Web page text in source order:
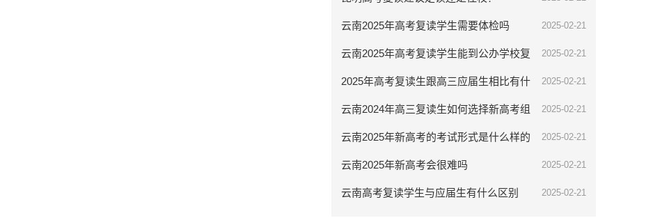
云南2025年高考复读学生需要体检吗 2025-02-21
云南2025年高考复读学生能到公办学校复
读吗
2025-02-21
2025年高考复读生跟高三应届生相比有什
么优势
2025-02-21
云南2024年高三复读生如何选择新高考组
合
2025-02-21
云南2025年新高考的考试形式是什么样的 2025-02-21
云南2025年新高考会很难吗 2025-02-21
云南高考复读学生与应届生有什么区别 2025-02-21